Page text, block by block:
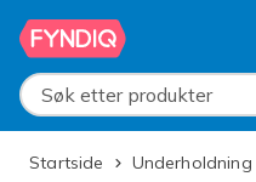
Hopp til hovedinnhold
Søk etter produkter
Startside Underholdning